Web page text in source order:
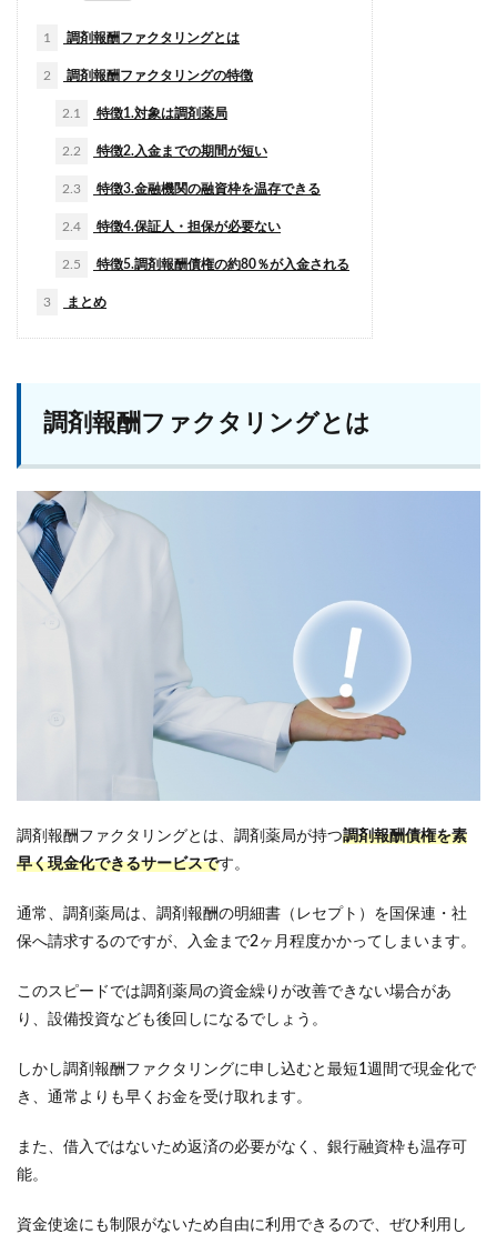
1 調剤報酬ファクタリングとは
2 調剤報酬ファクタリングの特徴
2.1 特徴1.対象は調剤薬局
2.2 特徴2.入金までの期間が短い
2.3 特徴3.金融機関の融資枠を温存できる
2.4 特徴4.保証人・担保が必要ない
2.5 特徴5.調剤報酬債権の約80％が入金される
3 まとめ
調剤報酬ファクタリングとは
調剤報酬ファクタリングとは、調剤薬局が持つ調剤報酬債権を素
早く現金化できるサービスです。
通常、調剤薬局は、調剤報酬の明細書（レセプト）を国保連・社
保へ請求するのですが、入金まで2ヶ月程度かかってしまいます。
このスピードでは調剤薬局の資金繰りが改善できない場合があ
り、設備投資なども後回しになるでしょう。
しかし調剤報酬ファクタリングに申し込むと最短1週間で現金化で
き、通常よりも早くお金を受け取れます。
また、借入ではないため返済の必要がなく、銀行融資枠も温存可
能。
資金使途にも制限がないため自由に利用できるので、ぜひ利用し